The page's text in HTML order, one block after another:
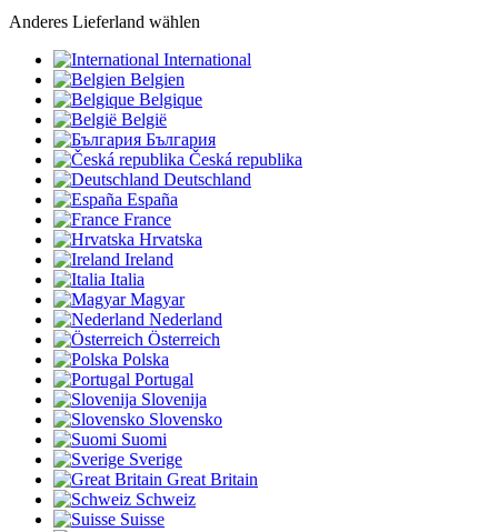
Anderes Lieferland wählen
International
Belgien
Belgique
België
България
Česká republika
Deutschland
España
France
Hrvatska
Ireland
Italia
Magyar
Nederland
Österreich
Polska
Portugal
Slovenija
Slovensko
Suomi
Sverige
Great Britain
Schweiz
Suisse